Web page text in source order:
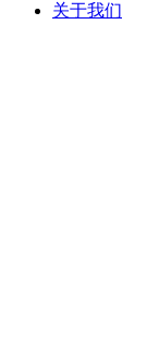
关于我们